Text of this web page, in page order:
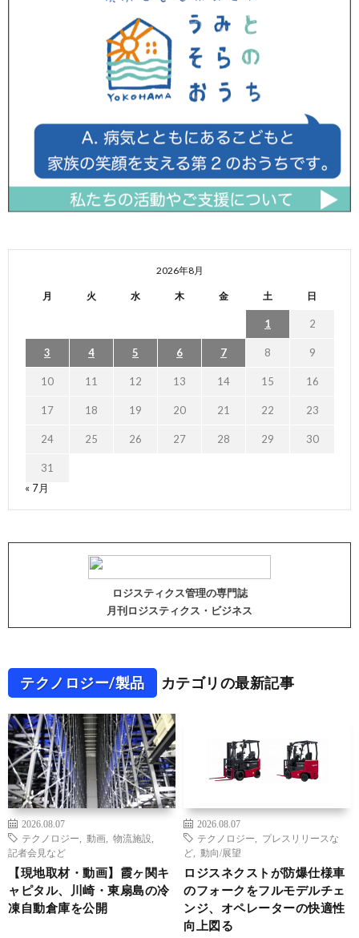
2026年8月
月 火 水 木 金 土 日
1 2
3 4 5 6 7 8 9
10 11 12 13 14 15 16
17 18 19 20 21 22 23
24 25 26 27 28 29 30
31
« 7月
ロジスティクス管理の専門誌
月刊ロジスティクス・ビジネス
テクノロジー/製品 カテゴリの最新記事
2026.08.07
テクノロジー
動画 物流施設
記者会見など
【現地取材・動画】霞ヶ関キ
ャピタル、川崎・東扇島の冷
凍自動倉庫を公開
2026.08.07
テクノロジー
プレスリリースな
ど
動向/展望
ロジスネクストが防爆仕様車
のフォークをフルモデルチェ
ンジ、オペレーターの快適性
向上図る